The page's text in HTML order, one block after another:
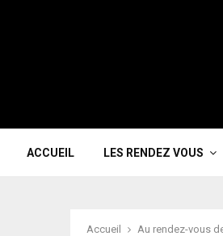
ACCUEIL LES RENDEZ VOUS
Accueil Au rendez-vous